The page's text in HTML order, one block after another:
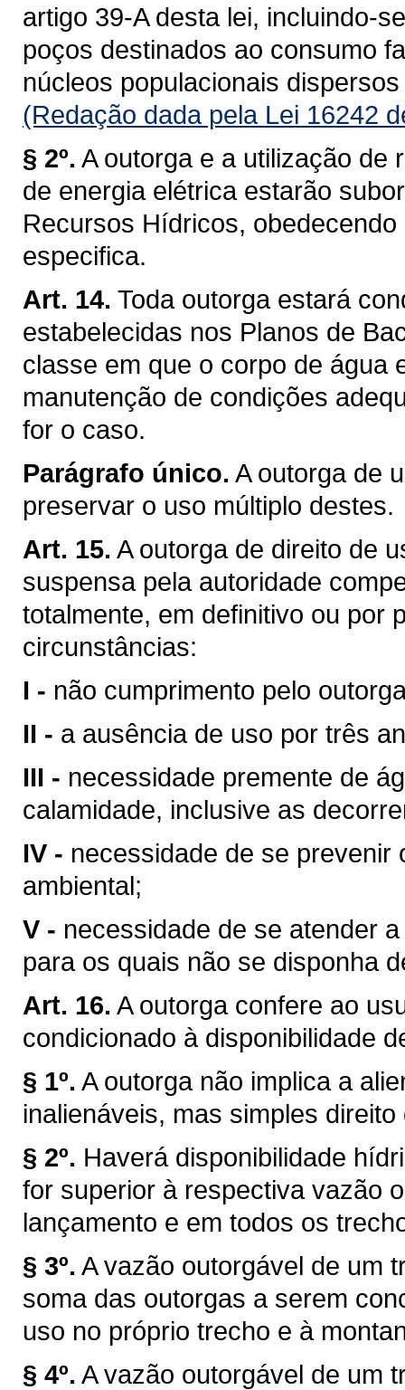
artigo 39-A desta lei, incluindo-
poços destinados ao consumo
núcleos populacionais
(Redação dada pela Lei 16242
§ 2º. A outorga e a utilização de
de energia elétrica estarão
Recursos Hídricos,
especifica.
Art. 14. Toda outorga estará
estabelecidas nos Planos de
classe em que o corpo de água
manutenção de condições
for o caso.
Parágrafo único. A outorga de
preservar o uso múltiplo destes.
Art. 15. A outorga de direito de
suspensa pela autoridade
totalmente, em definitivo ou por
circunstâncias:
I - não cumprimento pelo
II - a ausência de uso por três
III - necessidade premente de
calamidade, inclusive as
IV - necessidade de se
ambiental;
V - necessidade de se atender
para os quais não se disponha
Art. 16. A outorga confere ao
condicionado à disponibilidade
§ 1º. A outorga não implica a
inalienáveis, mas simples direito
§ 2º. Haverá disponibilidade
for superior à respectiva vazão
lançamento e em todos os
§ 3º. A vazão outorgável de um
soma das outorgas a serem
uso no próprio trecho e à
§ 4º. A vazão outorgável de um